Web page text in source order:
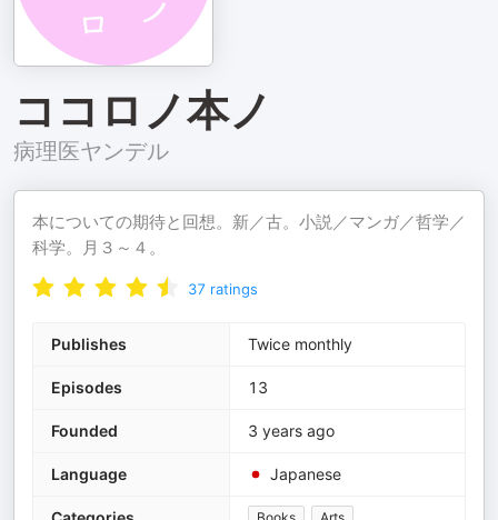
ココロノ本ノ
病理医ヤンデル
本についての期待と回想。新／古。小説／マンガ／哲学／
科学。月３～４。
37 ratings
Publishes Twice monthly
Episodes 13
Founded 3 years ago
Language Japanese